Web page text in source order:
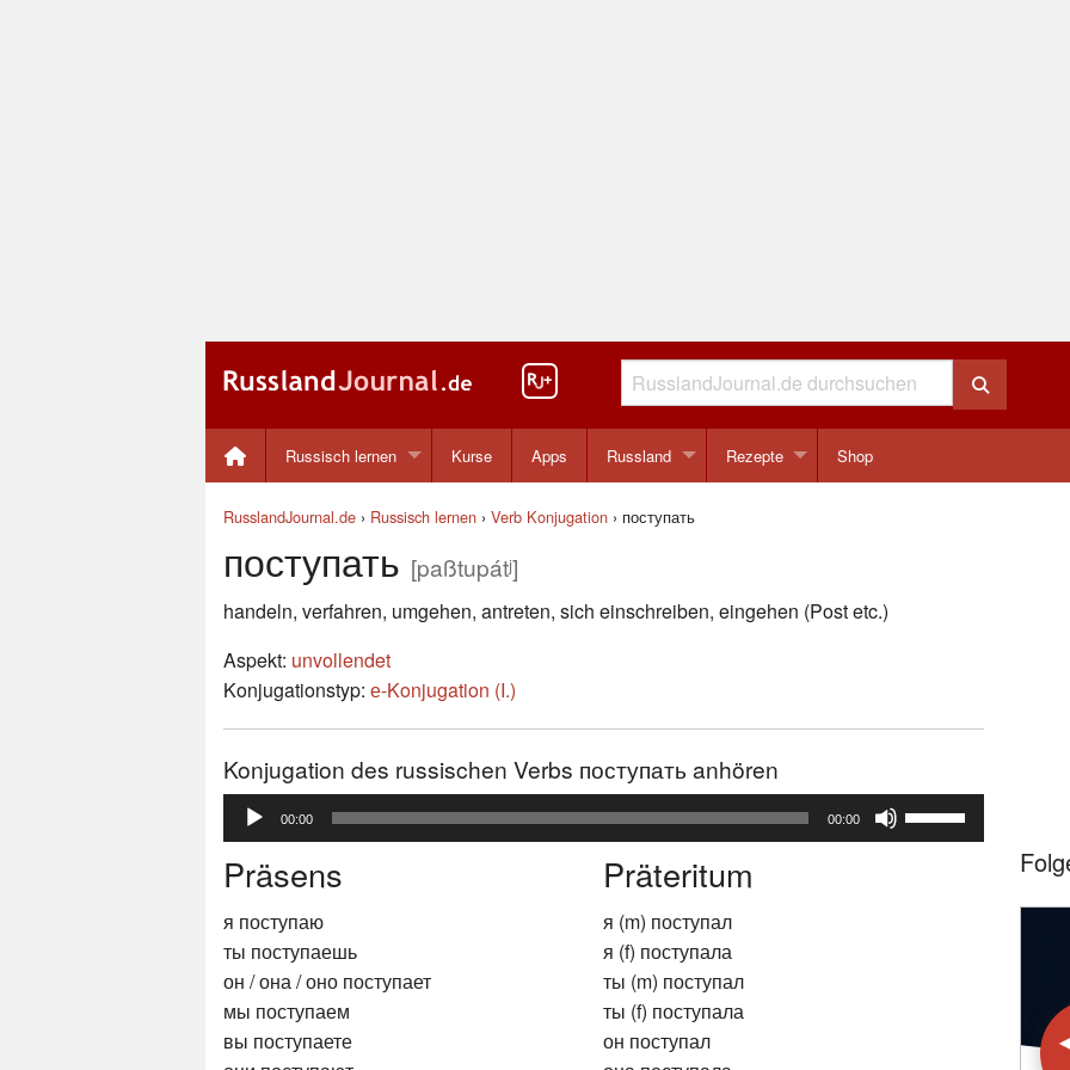
Russisch lernen Kurse Apps Russland Rezepte Shop
RusslandJournal.de › Russisch lernen › Verb Konjugation › поступать
поступать [paßtupátʲ]
handeln, verfahren, umgehen, antreten, sich einschreiben, eingehen (Post etc.)
Aspekt: unvollendet
Konjugationstyp: е-Konjugation (I.)
Konjugation des russischen Verbs поступать anhören
Audio-
Player
00:00 00:00
Präsens
я поступаю
ты поступаешь
он / она / оно поступает
мы поступаем
вы поступаете
Präteritum
я (m) поступал
я (f) поступала
ты (m) поступал
ты (f) поступала
он поступал